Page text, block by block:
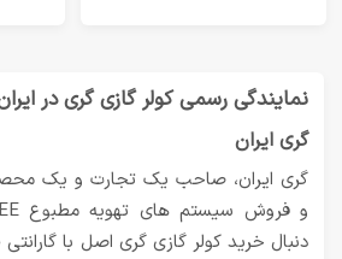
نمایندگی رسمی کولر گازی گری در
گری ایران
گری ایران، صاحب یک تجارت و یک
دنبال خرید کولر گازی گری اصل با